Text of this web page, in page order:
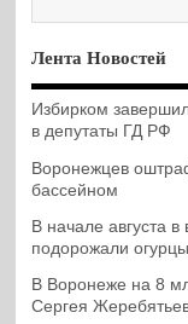
Лента Новостей
Избирком
в депутаты ГД РФ
Воронежцев
бассейном
В начале августа
подорожали огурцы
В Воронеже на 8
Сергея